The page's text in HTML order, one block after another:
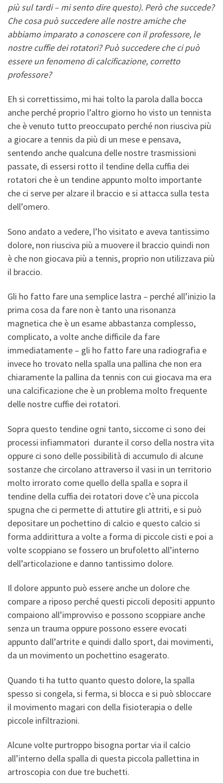
più sul tardi – mi sento dire questo). Però che succede?
Che cosa può succedere alle nostre amiche che
abbiamo imparato a conoscere con il professore, le
nostre cuffie dei rotatori? Può succedere che ci può
essere un fenomeno di calcificazione, corretto
professore?
Eh si correttissimo, mi hai tolto la parola dalla bocca
anche perché proprio l’altro giorno ho visto un tennista
che è venuto tutto preoccupato perché non riusciva più
a giocare a tennis da più di un mese e pensava,
sentendo anche qualcuna delle nostre trasmissioni
passate, di essersi rotto il tendine della cuffia dei
rotatori che è un tendine appunto molto importante
che ci serve per alzare il braccio e si attacca sulla testa
dell’omero.
Sono andato a vedere, l’ho visitato e aveva tantissimo
dolore, non riusciva più a muovere il braccio quindi non
è che non giocava più a tennis, proprio non utilizzava più
il braccio.
Gli ho fatto fare una semplice lastra – perché all’inizio la
prima cosa da fare non è tanto una risonanza
magnetica che è un esame abbastanza complesso,
complicato, a volte anche difficile da fare
immediatamente – gli ho fatto fare una radiografia e
invece ho trovato nella spalla una pallina che non era
chiaramente la pallina da tennis con cui giocava ma era
una calcificazione che è un problema molto frequente
delle nostre cuffie dei rotatori.
Sopra questo tendine ogni tanto, siccome ci sono dei
processi infiammatori durante il corso della nostra vita
oppure ci sono delle possibilità di accumulo di alcune
sostanze che circolano attraverso il vasi in un territorio
molto irrorato come quello della spalla e sopra il
tendine della cuffia dei rotatori dove c’è una piccola
spugna che ci permette di attutire gli attriti, e si può
depositare un pochettino di calcio e questo calcio si
forma addirittura a volte a forma di piccole cisti e poi a
volte scoppiano se fossero un brufoletto all’interno
dell’articolazione e danno tantissimo dolore.
Il dolore appunto può essere anche un dolore che
compare a riposo perché questi piccoli depositi appunto
compaiono all’improvviso e possono scoppiare anche
senza un trauma oppure possono essere evocati
appunto dall’artrite e quindi dallo sport, dai movimenti,
da un movimento un pochettino esagerato.
Quando ti ha tutto quanto questo dolore, la spalla
spesso si congela, si ferma, si blocca e si può sbloccare
il movimento magari con della fisioterapia o delle
piccole infiltrazioni.
Alcune volte purtroppo bisogna portar via il calcio
all’interno della spalla di questa piccola pallettina in
artroscopia con due tre buchetti.